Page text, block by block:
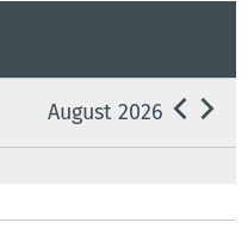
August 2026